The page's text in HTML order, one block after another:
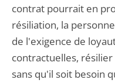
contrat pourrait en
résiliation, la
de l'exigence de
contractuelles,
sans qu'il soit besoin